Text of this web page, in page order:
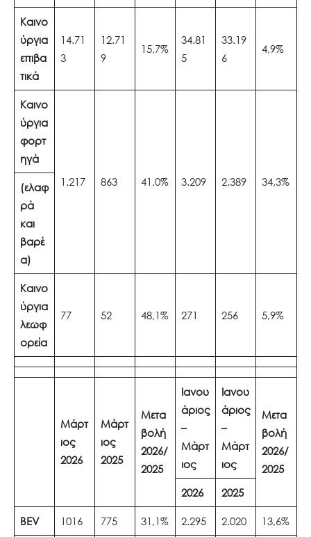
Καινο
ύργια
επιβα
τικά
14.71
3
12.71
9
15,7%
34.81
5
33.19
6
4,9%
Καινο
ύργια
φορτ
ηγά
1.217
863 41,0% 3.209 2.389 34,3%
(ελαφ
ρά
και
βαρέ
α)
Καινο
ύργια
λεωφ
ορεία
77 52 48,1% 271 256 5,9%
Μάρτ
ιος
2026
Μάρτ
ιος
2025
Μετα
βολή
2026/
2025
Ιανου
άριος
–
Μάρτ
ιος
Ιανου
άριος
–
Μάρτ
ιος
Μετα
βολή
2026/
2025
2026
2025
BEV 1016 775 31,1% 2.295 2.020 13,6%